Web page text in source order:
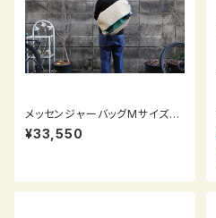
メッセンジャーバッグMサイズ
ベージュグリーン系×青 右掛
け
¥33,550